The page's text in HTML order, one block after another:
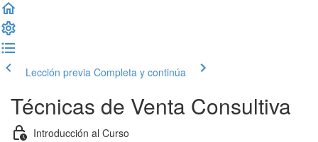
Lección previa Completa y continúa
Técnicas de Venta Consultiva
Introducción al Curso